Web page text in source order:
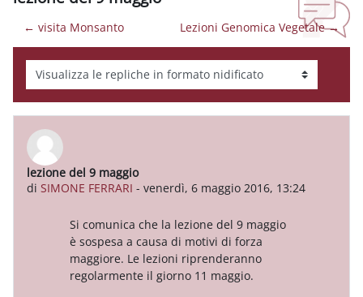
← visita Monsanto Lezioni Genomica Vegetale →
Modalità visualizzazione
lezione del 9 maggio
di SIMONE FERRARI - venerdì, 6 maggio 2016, 13:24
Numero di risposte: 0
Si comunica che la lezione del 9 maggio
è sospesa a causa di motivi di forza
maggiore. Le lezioni riprenderanno
regolarmente il giorno 11 maggio.